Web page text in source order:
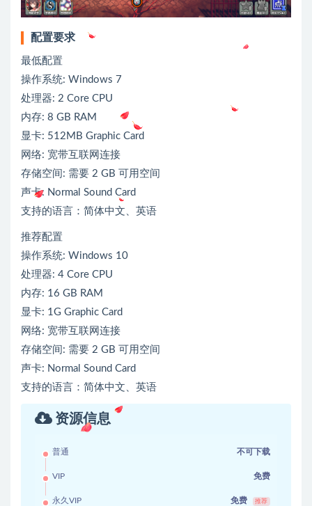
配置要求
最低配置
操作系统: Windows 7
处理器: 2 Core CPU
内存: 8 GB RAM
显卡: 512MB Graphic Card
网络: 宽带互联网连接
存储空间: 需要 2 GB 可用空间
声卡: Normal Sound Card
支持的语言：简体中文、英语
推荐配置
操作系统: Windows 10
处理器: 4 Core CPU
内存: 16 GB RAM
显卡: 1G Graphic Card
网络: 宽带互联网连接
存储空间: 需要 2 GB 可用空间
声卡: Normal Sound Card
支持的语言：简体中文、英语
资源信息
普通 不可下载
VIP 免费
永久VIP 免费 推荐